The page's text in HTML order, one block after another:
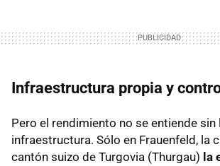
Infraestructura propia y
Pero el rendimiento no se entiende sin
infraestructura. Sólo en Frauenfeld, la
cantón suizo de Turgovia (Thurgau) la